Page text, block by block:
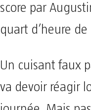
score par
quart d’heure
Un cuisant faux
va devoir réagir